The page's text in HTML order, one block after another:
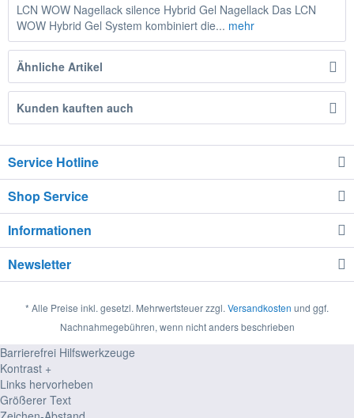
LCN WOW Nagellack silence Hybrid Gel Nagellack Das LCN
WOW Hybrid Gel System kombiniert die... mehr
Ähnliche Artikel
Kunden kauften auch
Service Hotline
Shop Service
Informationen
Newsletter
* Alle Preise inkl. gesetzl. Mehrwertsteuer zzgl. Versandkosten und ggf.
Nachnahmegebühren, wenn nicht anders beschrieben
Barrierefrei Hilfswerkzeuge
Kontrast +
Links hervorheben
Größerer Text